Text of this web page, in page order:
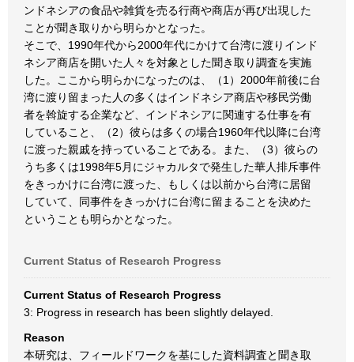
ンドネシアの食品や雑貨を売る行商や商店が再び出現した
ことが聞き取りから明らかとなった。
そこで、1990年代から2000年代にかけて台湾に渡りインド
ネシア商店を開いた人々を対象とした聞き取り調査を実施
した。ここから明らかになったのは、（1）2000年前後に台
湾に渡り留まった人の多くはインドネシア商店や移民労働
者を斡旋する企業など、インドネシアに関連する仕事を有
していること、（2）彼らは多くの場合1960年代以降に台湾
に渡った親戚を持っていることである。また、（3）彼らの
うち多くは1998年5月にジャカルタで発生した華人排斥事件
をきっかけに台湾に渡った、もしくは以前から台湾に居留
していて、同事件をきっかけに台湾に留まることを決めた
ということも明らかとなった。
Current Status of Research Progress
Current Status of Research Progress
3: Progress in research has been slightly delayed.
Reason
本研究は、フィールドワークを基にした資料調査と聞き取